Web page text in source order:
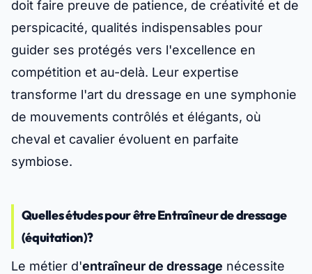
doit faire preuve de patience, de créativité et de
perspicacité, qualités indispensables pour
guider ses protégés vers l'excellence en
compétition et au-delà. Leur expertise
transforme l'art du dressage en une symphonie
de mouvements contrôlés et élégants, où
cheval et cavalier évoluent en parfaite
symbiose.
Quelles études pour être Entraîneur de dressage
(équitation)?
Le métier d'entraîneur de dressage nécessite